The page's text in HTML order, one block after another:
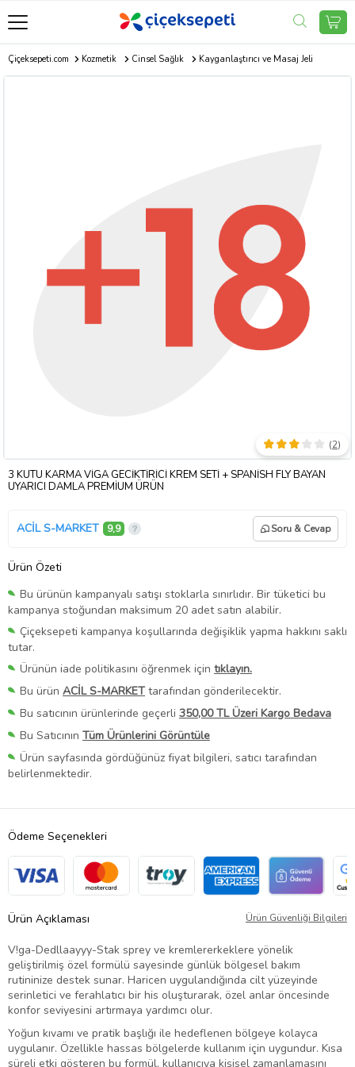
Çiçeksepeti.com Kozmetik Cinsel Sağlık Kayganlaştırıcı ve Masaj Jeli
3 KUTU KARMA VİGA GECİKTİRİCİ KREM SETİ + SPANİSH FLY BAYAN
UYARICI DAMLA PREMİUM ÜRÜN
(2)
ACİL S-MARKET 9,9 Soru & Cevap
Ürün Özeti
Bu ürünün kampanyalı satışı stoklarla sınırlıdır. Bir tüketici bu
kampanya stoğundan maksimum 20 adet satın alabilir.
Çiçeksepeti kampanya koşullarında değişiklik yapma hakkını saklı
tutar.
Ürünün iade politikasını öğrenmek için tıklayın.
Bu ürün ACİL S-MARKET tarafından gönderilecektir.
Bu satıcının ürünlerinde geçerli 350,00 TL Üzeri Kargo Bedava
Bu Satıcının Tüm Ürünlerini Görüntüle
Ürün sayfasında gördüğünüz fiyat bilgileri, satıcı tarafından
belirlenmektedir.
Ödeme Seçenekleri
Ürün Açıklaması Ürün Güvenliği Bilgileri
V!ga-Dedllaayyy-Stak sprey ve kremlererkeklere yönelik
geliştirilmiş özel formülü sayesinde günlük bölgesel bakım
rutininize destek sunar. Haricen uygulandığında cilt yüzeyinde
serinletici ve ferahlatıcı bir his oluşturarak, özel anlar öncesinde
konfor seviyesini artırmaya yardımcı olur.
Yoğun kıvamı ve pratik başlığı ile hedeflenen bölgeye kolayca
uygulanır. Özellikle hassas bölgelerde kullanım için uygundur. Kısa
süreli etki gösteren bu formül, kullanıcıya kişisel zamanlamasını